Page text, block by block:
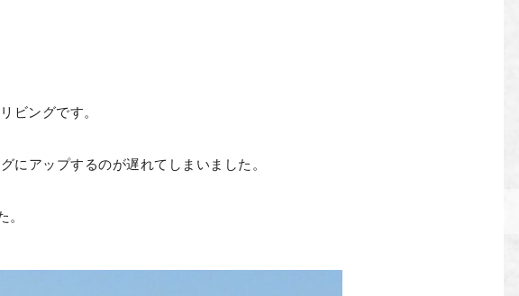
ビングです。
にアップするのが遅れてしまいました。
。